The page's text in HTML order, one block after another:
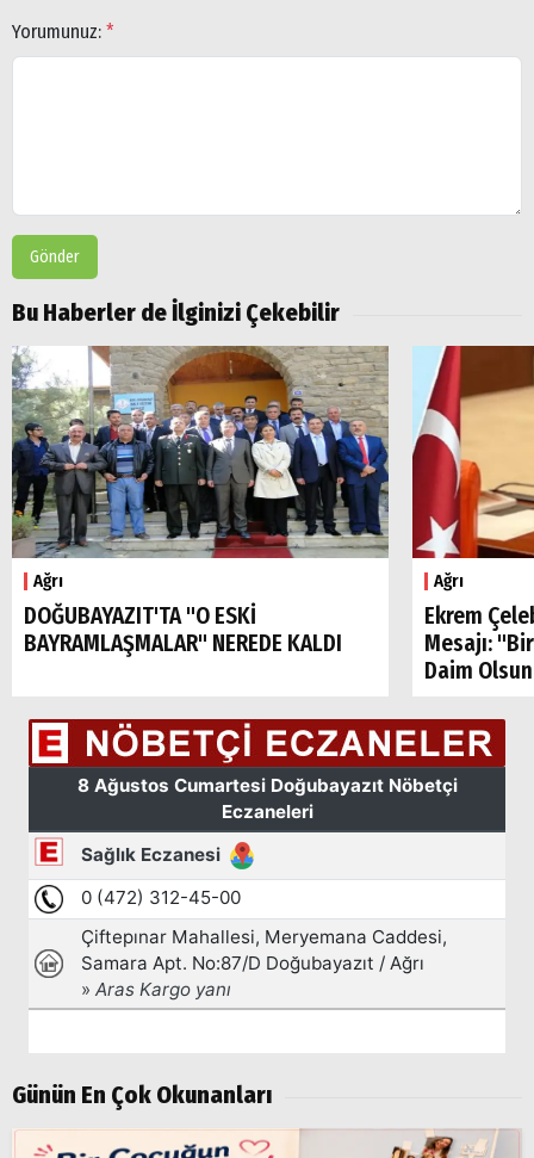
Yorumunuz: *
Gönder
Bu Haberler de İlginizi Çekebilir
Ağrı
DOĞUBAYAZIT'TA "O ESKİ
BAYRAMLAŞMALAR" NEREDE KALDI
Ağrı
Ekrem
Mesajı:
Daim
Günün En Çok Okunanları
Arama
Aramalar:
Ağrı
Doğubayazıt